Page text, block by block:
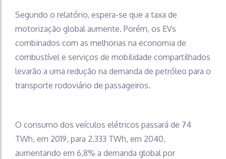
Segundo o relatório, espera-se que a taxa de
motorização global aumente. Porém, os EVs
combinados com as melhorias na economia de
combustível e serviços de mobilidade compartilhados
levarão a uma redução na demanda de petróleo para o
transporte rodoviário de passageiros.
O consumo dos veículos elétricos passará de 74
TWh, em 2019, para 2.333 TWh, em 2040,
aumentando em 6,8% a demanda global por